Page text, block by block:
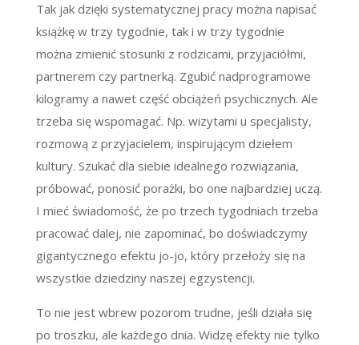
Tak jak dzięki systematycznej pracy można napisać
książkę w trzy tygodnie, tak i w trzy tygodnie
można zmienić stosunki z rodzicami, przyjaciółmi,
partnerem czy partnerką. Zgubić nadprogramowe
kilogramy a nawet część obciążeń psychicznych. Ale
trzeba się wspomagać. Np. wizytami u specjalisty,
rozmową z przyjacielem, inspirującym dziełem
kultury. Szukać dla siebie idealnego rozwiązania,
próbować, ponosić porażki, bo one najbardziej uczą.
I mieć świadomość, że po trzech tygodniach trzeba
pracować dalej, nie zapominać, bo doświadczymy
gigantycznego efektu jo-jo, który przełoży się na
wszystkie dziedziny naszej egzystencji.
To nie jest wbrew pozorom trudne, jeśli działa się
po troszku, ale każdego dnia. Widzę efekty nie tylko